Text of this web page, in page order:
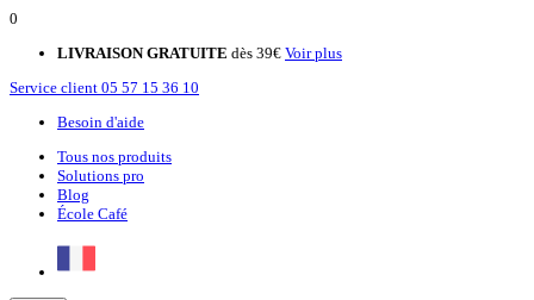
0
LIVRAISON GRATUITE dès 39€ Voir plus
Service client 05 57 15 36 10
Besoin d'aide
Tous nos produits
Solutions pro
Blog
École Café